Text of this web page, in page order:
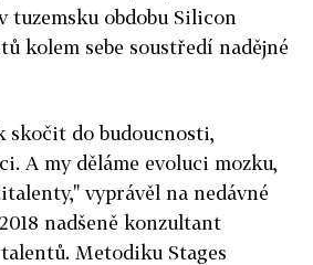
tuzemsku obdobu Silicon
kolem sebe soustředí nadějné
skočit do budoucnosti,
A my děláme evoluci mozku,
vyprávěl na nedávné
nadšeně konzultant
Metodiku Stages